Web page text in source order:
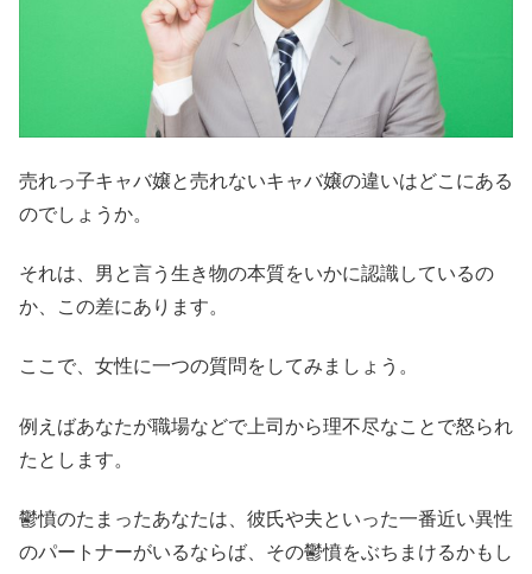
売れっ子キャバ嬢と売れないキャバ嬢の違いはどこにある
のでしょうか。
それは、男と言う生き物の本質をいかに認識しているの
か、この差にあります。
ここで、女性に一つの質問をしてみましょう。
例えばあなたが職場などで上司から理不尽なことで怒られ
たとします。
鬱憤のたまったあなたは、彼氏や夫といった一番近い異性
のパートナーがいるならば、その鬱憤をぶちまけるかもし